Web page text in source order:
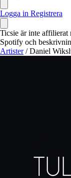
Logga in Registrera
Ticsie är inte affilierat
Spotify och
Artister / Daniel